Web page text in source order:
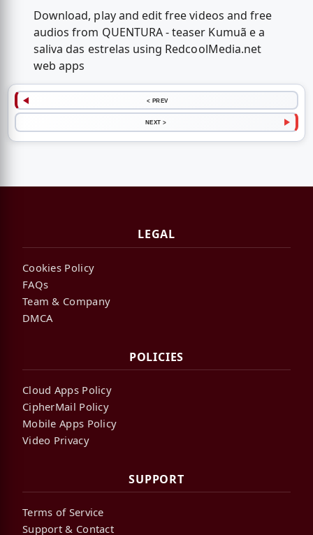
Download, play and edit free videos and free
audios from QUENTURA - teaser Kumuã e a
saliva das estrelas using RedcoolMedia.net
web apps
< PREV
NEXT >
LEGAL
Cookies Policy
FAQs
Team & Company
DMCA
POLICIES
Cloud Apps Policy
CipherMail Policy
Mobile Apps Policy
Video Privacy
SUPPORT
Terms of Service
Support & Contact